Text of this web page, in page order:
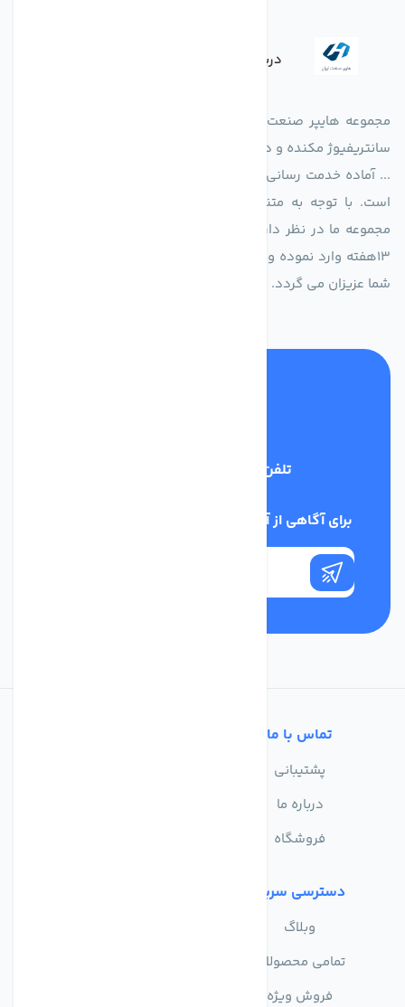
درباره فروشگاه
مجموعه هایپر صنعت ایران در امر تولید و واردات انواع فن های
سانتریفیوژ مکنده و دمنده آکسیال، سقفی، بین کانالی، مرغداری و
... آماده خدمت رسانی به شرکت های تولیدی، صنعتی و ساختمانی
است. با توجه به متنوع بودن فن های تولیدی کمپانی اروپایی
مجموعه ما در نظر دارد کالاهای تخصصی شما عزیزان رو در صرف
13هفته وارد نموده و این عمر باعث صرفه جویی در هزینه و زمان
شما عزیزان می گردد.
تلفن پشتیبانی
برای آگاهی از آخرین اخبار در خبرنامه ما عضو شوید
تماس با ما
پشتیبانی
درباره ما
فروشگاه
دسترسی سریع
وبلاگ
تمامی محصولات
فروش ویژه